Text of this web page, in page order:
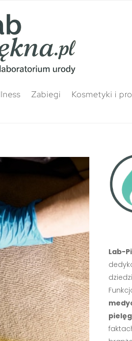
Zabiegi Kosmetyki i
Lab-